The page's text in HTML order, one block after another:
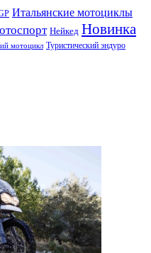
Итальянские мотоциклы
Нейкед Новинка
мотоцикл Туристический эндуро